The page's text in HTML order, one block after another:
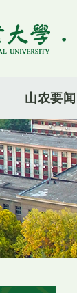
山农要闻